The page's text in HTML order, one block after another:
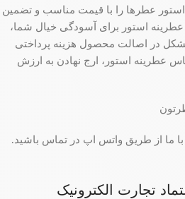
عطرها را با قیمت مناسب و تضمین
عطرینه استور برای آسودگی خیال شما،
در اصالت محصول هزینه پرداختی
عطرینه استور، ارج نهادن به ارزش
ما از طریق واتس اپ در تماس باشید.
تجارت الکترونیک